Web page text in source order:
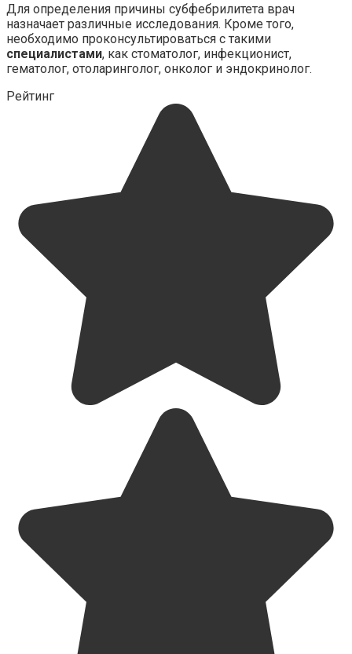
Для определения причины субфебрилитета врач
назначает различные исследования. Кроме того,
необходимо проконсультироваться с такими
специалистами, как стоматолог, инфекционист,
гематолог, отоларинголог, онколог и эндокринолог.
Рейтинг